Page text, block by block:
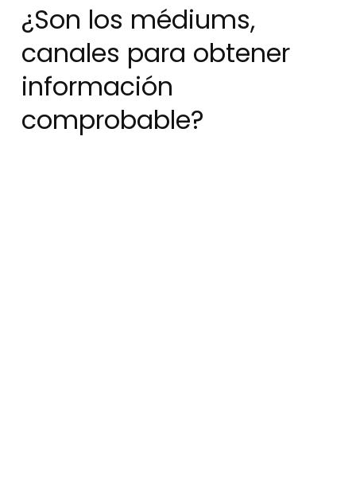
¿Son los médiums,
canales para obtener
información
comprobable?